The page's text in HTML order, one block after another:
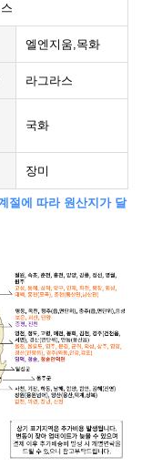
엘엔지움,목화
라그라스
국화
장미
절에 따라 원산지가 달